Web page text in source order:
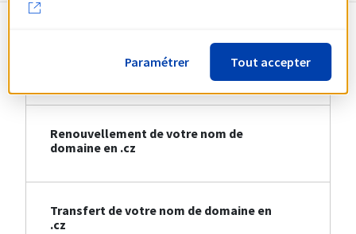
Création de votre nom de domaine en
Renouvellement de votre nom de
domaine en .cz
Transfert de votre nom de domaine en
.cz
Paramétrer Tout accepter